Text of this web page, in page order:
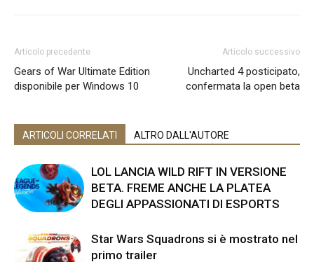
Articolo precedente
Gears of War Ultimate Edition
disponibile per Windows 10
Articolo successivo
Uncharted 4 posticipato,
confermata la open beta
ARTICOLI CORRELATI ALTRO DALL'AUTORE
LOL LANCIA WILD RIFT IN VERSIONE
BETA. FREME ANCHE LA PLATEA
DEGLI APPASSIONATI DI ESPORTS
Star Wars Squadrons si è mostrato nel
primo trailer